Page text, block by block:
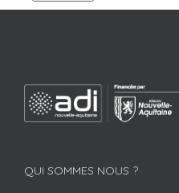
QUI SOMMES NOUS ?